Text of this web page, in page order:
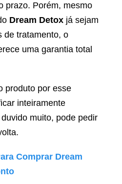
prazo. Porém, mesmo
Dream Detox já sejam
de tratamento, o
uma garantia total
produto por esse
inteiramente
muito, pode pedir
Comprar Dream